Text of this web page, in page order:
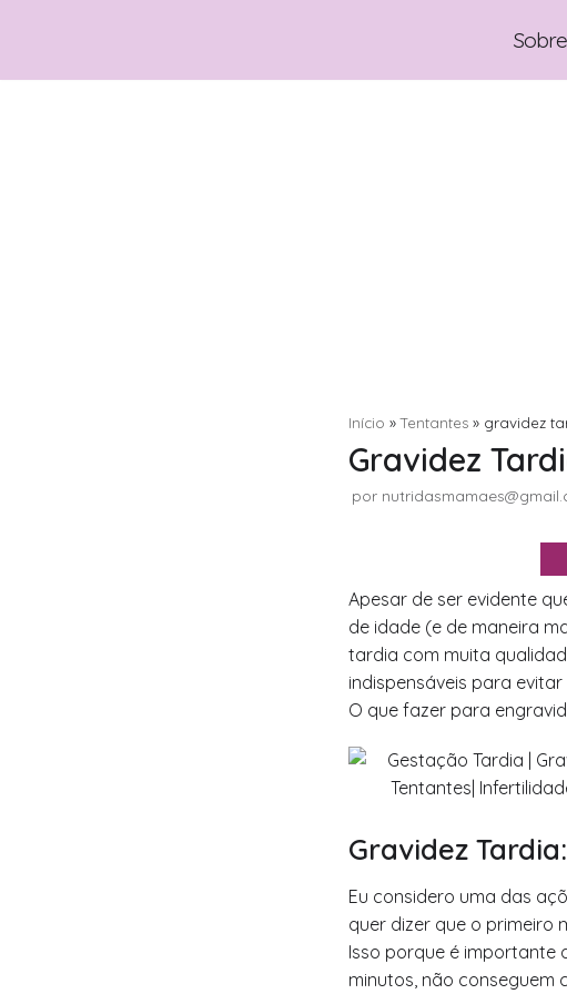
o
Sobre
Início »Tentantes» gravidez
Gravidez
por
Apesar de ser evidente
de idade (e de maneira
tardia com muita
indispensáveis para
O que fazer para
Gravidez
Eu considero uma das
quer dizer que o primeiro
Isso porque é importante
minutos, não